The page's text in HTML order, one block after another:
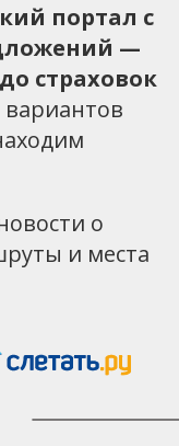
портал с
—
страховок
о
и места